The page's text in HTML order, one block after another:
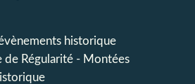
historique
de Régularité - Montées